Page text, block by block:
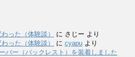
った（体験談） に さじー より
った（体験談）
に cyapu より
バー（バックレスト）を装着しました